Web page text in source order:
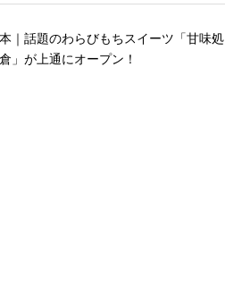
｜話題のわらびもちスイーツ「甘味処
」が上通にオープン！